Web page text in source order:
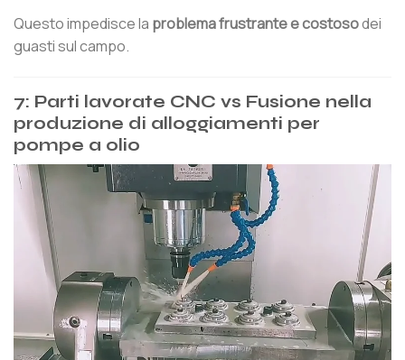
Questo impedisce la problema frustrante e costosodei
guasti sul campo.
7: Parti lavorate CNC vs Fusione nella
produzione di alloggiamenti per
pompe a olio